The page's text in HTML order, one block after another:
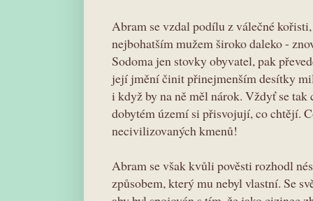
Abram se vzdal podílu z válečné
nejbohatším mužem široko daleko -
Sodoma jen stovky obyvatel, pak
její jmění činit přinejmenším desítky
i když by na ně měl nárok. Vždyť se tak
dobytém území si přisvojují, co chtějí.
necivilizovaných kmenů!
Abram se však kvůli pověsti rozhodl
způsobem, který mu nebyl vlastní. Se